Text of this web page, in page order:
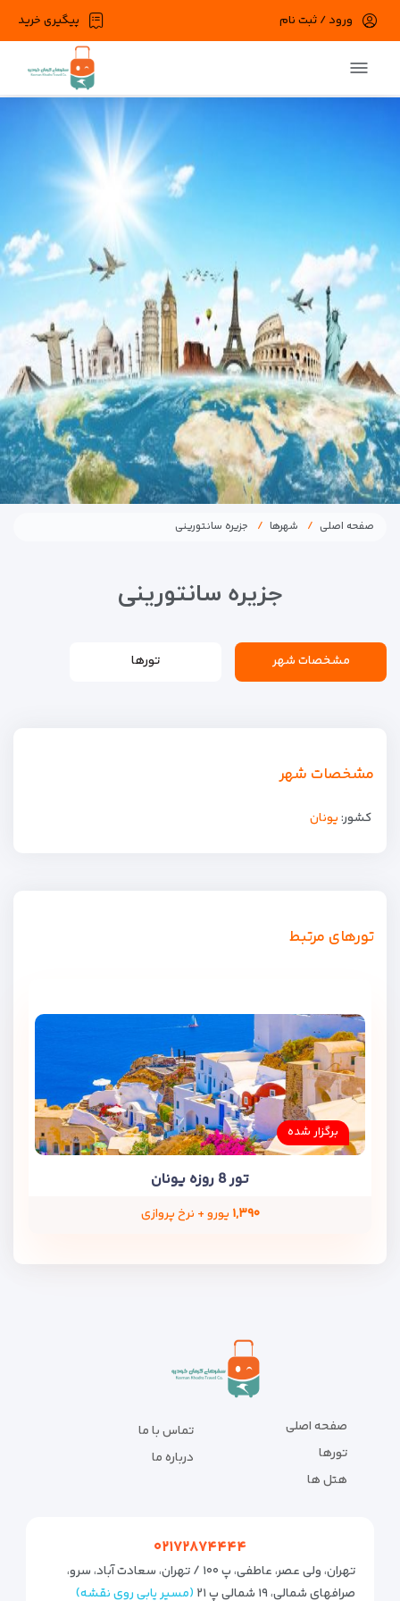
در حال حاضر ارتباط با سرور قطع می باشد لطفا
پیگیری خرید ورود / ثبت نام
صفحه اصلی شهرها جزیره سانتورینی
جزیره سانتورینی
مشخصات شهر تورها
مشخصات شهر
کشور:یونان
تورهای مرتبط
برگزار شده
تور 8 روزه یونان
۱,۳۹۰ یورو + نرخ پروازی
صفحه اصلی
تورها
هتل ها
تماس با ما
درباره ما
۰۲۱۷۲۸۷۴۴۴۴
تهران، ولی عصر، عاطفی، پ ۱۰۰ / تهران، سعادت آباد، سرو،
صرافهای شمالی، ۱۹ شمالی پ ۲۱
(مسیر یابی روی نقشه)